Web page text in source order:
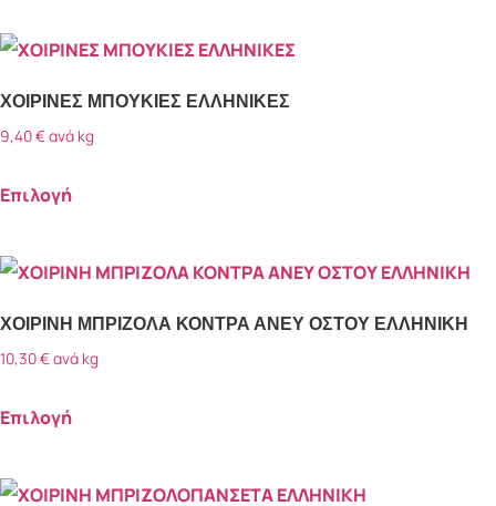
ΧΟΙΡΙΝΕΣ ΜΠΟΥΚΙΕΣ ΕΛΛΗΝΙΚΕΣ
9,40€ανά kg
Επιλογή
ΧΟΙΡΙΝΗ ΜΠΡΙΖΟΛΑ ΚΟΝΤΡΑ ΑΝΕΥ ΟΣΤΟΥ ΕΛΛΗΝΙΚΗ
10,30€ανά kg
Επιλογή